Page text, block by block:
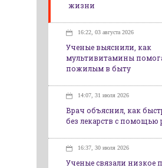
жизни
16:22, 03 августа 2026
Ученые выяснили, как
мультивитамины
пожилым в быту
14:07, 31 июля 2026
Врач объяснил, как
без лекарств с помощью
16:37, 30 июля 2026
Ученые связали низкое